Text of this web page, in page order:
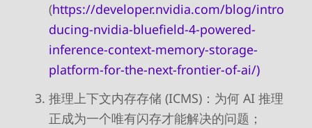
(https://developer.nvidia.com/blog/intro
ducing-nvidia-bluefield-4-powered-
inference-context-memory-storage-
platform-for-the-next-frontier-of-ai/)
推理上下文内存存储 (ICMS)：为何 AI 推理
正成为一个唯有闪存才能解决的问题；